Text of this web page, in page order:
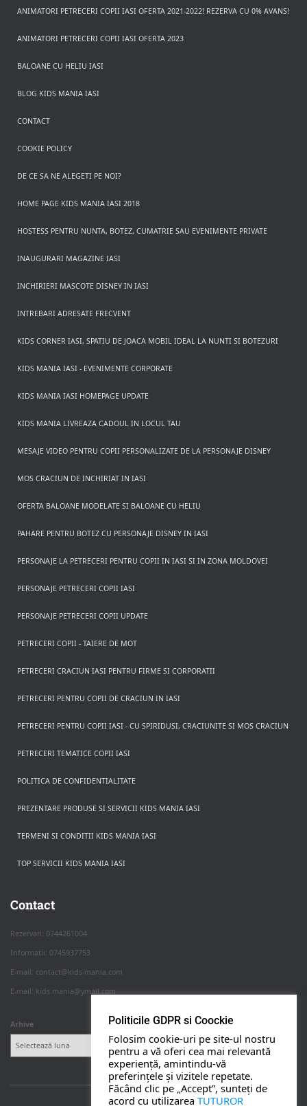
ANIMATORI PETRECERI COPII IASI OFERTA 2021-2022! REZERVA CU 0% AVANS!
ANIMATORI PETRECERI COPII IASI OFERTA 2023
BALOANE CU HELIU IASI
BLOG KIDS MANIA IASI
CONTACT
COOKIE POLICY
DE CE SA NE ALEGETI PE NOI?
HOME PAGE KIDS MANIA IASI 2018
HOSTESS PENTRU NUNTA, BOTEZ, CUMATRIE SAU EVENIMENTE PRIVATE
INAUGURARI MAGAZINE IASI
INCHIRIERI MASCOTE DISNEY IN IASI
INTREBARI ADRESATE FRECVENT
KIDS CORNER IASI, SPATIU DE JOACA MOBIL IDEAL LA NUNTI SI BOTEZURI
KIDS MANIA IASI - EVENIMENTE CORPORATE
KIDS MANIA IASI HOMEPAGE UPDATE
KIDS MANIA LIVREAZA CADOUL IN LOCUL TAU
MESAJE VIDEO PENTRU COPII PERSONALIZATE DE LA PERSONAJE DISNEY
MOS CRACIUN DE INCHIRIAT IN IASI
OFERTA BALOANE MODELATE SI BALOANE CU HELIU
PAHARE PENTRU BOTEZ CU PERSONAJE DISNEY IN IASI
PERSONAJE LA PETRECERI PENTRU COPII IN IASI SI IN ZONA MOLDOVEI
PERSONAJE PETRECERI COPII IASI
PERSONAJE PETRECERI COPII UPDATE
PETRECERI COPII - TAIERE DE MOT
PETRECERI CRACIUN IASI PENTRU FIRME SI CORPORATII
PETRECERI PENTRU COPII DE CRACIUN IN IASI
PETRECERI PENTRU COPII IASI - CU SPIRIDUSI, CRACIUNITE SI MOS CRACIUN
PETRECERI TEMATICE COPII IASI
POLITICA DE CONFIDENTIALITATE
PREZENTARE PRODUSE SI SERVICII KIDS MANIA IASI
TERMENI SI CONDITII KIDS MANIA IASI
TOP SERVICII KIDS MANIA IASI
Contact
Rezervari: 0744261004
Informatii: 0745937753
E-mail: contact@kids-mania.com
E-mail: kids.mania@ymail.com
Arhive Politicile GDPR si Coockie
Folosim cookie-uri pe site-ul nostru
pentru a vă oferi cea mai relevantă
experiență, amintindu-vă
preferințele și vizitele repetate.
Făcând clic pe „Accept”, sunteți de
acord cu utilizarea TUTUROR
Apasa pe o categorie ca sa vezi serviciile.
PETRECERI COPII
NUNTA
BANCHETE